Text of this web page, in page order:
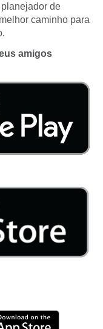
de
caminho para
amigos